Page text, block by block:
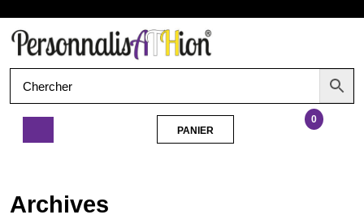
contenu
Ouvrir
le
menu
cite
0
PANIER
Archives